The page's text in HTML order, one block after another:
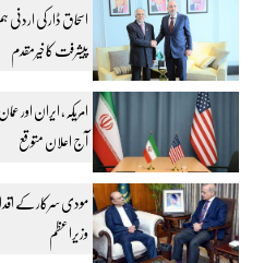
اسحاق ڈار کی
پیشرفت کا خیرمقدم
امریکہ، ایران
آج اعلان متوقع
مودی سرکار کے
وزیراعظم